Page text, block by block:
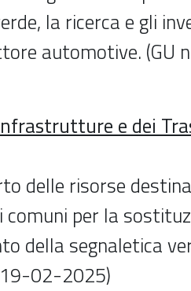
la ricerca e gli
automotive. (GU
e dei
delle risorse
per la
della segnaletica
19-02-2025)